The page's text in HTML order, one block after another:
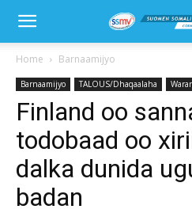
Home Barnaamijyo
Barnaamijyo TALOUS/Dhaqaalaha
Finland oo
todobaad oo
dalka dunida
badan